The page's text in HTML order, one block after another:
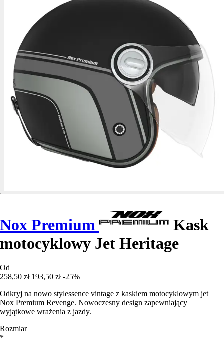
Nox Premium
Kask
motocyklowy Jet Heritage
Od
258,50 zł 193,50 zł -25%
Odkryj na nowo stylessence vintage z kaskiem motocyklowym jet
Nox Premium Revenge. Nowoczesny design zapewniający
wyjątkowe wrażenia z jazdy.
Rozmiar
*